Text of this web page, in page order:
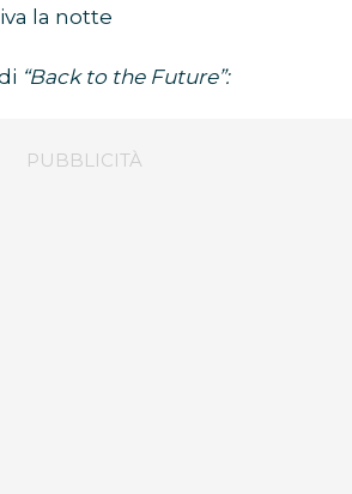
la notte
“Back to the Future”: